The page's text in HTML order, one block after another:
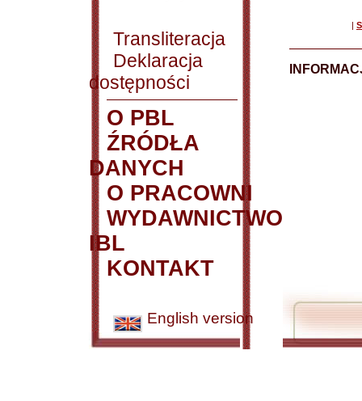
Transliteracja
Deklaracja
dostępności
O PBL
ŹRÓDŁA
DANYCH
O PRACOWNI
WYDAWNICTWO
IBL
KONTAKT
English version
|